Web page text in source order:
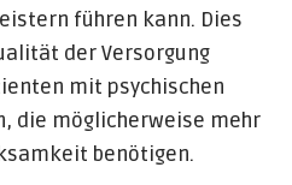
führen kann. Dies
der Versorgung
mit psychischen
die möglicherweise mehr
benötigen.